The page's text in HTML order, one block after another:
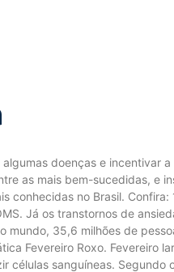
doenças e incentivar
as mais bem-sucedidas, e
conhecidas no Brasil. Confira:
Já os transtornos de
mundo, 35,6 milhões de
Fevereiro Roxo. Fevereiro
células sanguíneas. Segundo